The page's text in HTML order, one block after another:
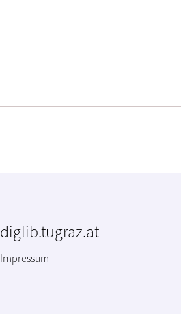
diglib.tugraz.at
Impressum